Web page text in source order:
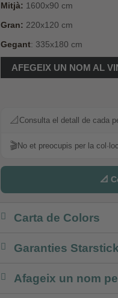
Mitjà: 1600x90 cm
Gran: 220x120 cm
Gegant: 335x180 cm
AFEGEIX UN NOM AL
📐 Consulta el detall de cada
🎬No et preocupis per la
📐
Carta de Colors
Garanties Starstick
Afageix un nom